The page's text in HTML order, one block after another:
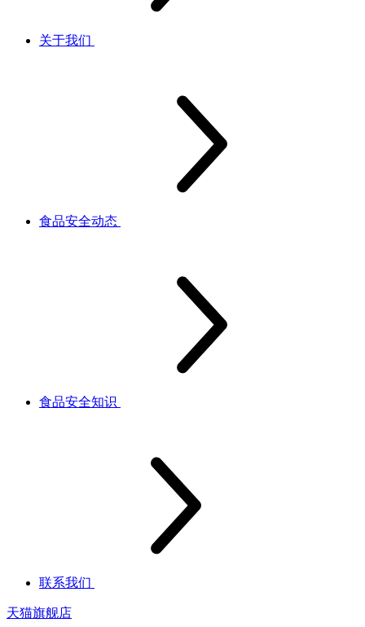
关于我们
食品安全动态
食品安全知识
联系我们
天猫旗舰店